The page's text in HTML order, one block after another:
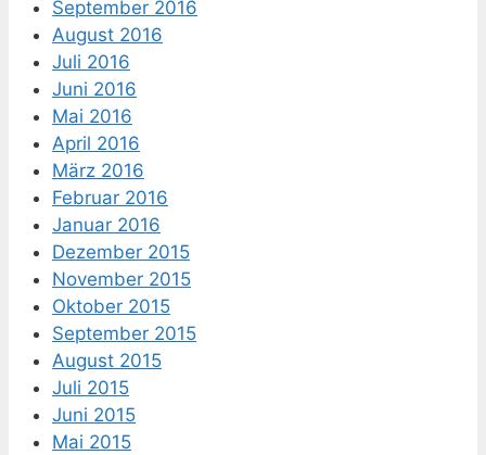
September 2016
August 2016
Juli 2016
Juni 2016
Mai 2016
April 2016
März 2016
Februar 2016
Januar 2016
Dezember 2015
November 2015
Oktober 2015
September 2015
August 2015
Juli 2015
Juni 2015
Mai 2015